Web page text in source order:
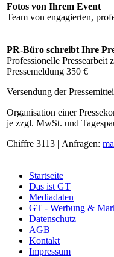
Fotos von Ihrem Event
Team von engagierten,
PR-Büro schreibt Ihre
Professionelle Pressearbeit
Pressemeldung 350 €
Versendung der
Organisation einer
je zzgl. MwSt. und
Chiffre 3113 | Anfragen:
Startseite
Das ist GT
Mediadaten
GT - Werbung &
Datenschutz
AGB
Kontakt
Impressum